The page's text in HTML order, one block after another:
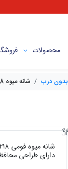
محصولات
درب شانه میوه 218
دارای طراحی